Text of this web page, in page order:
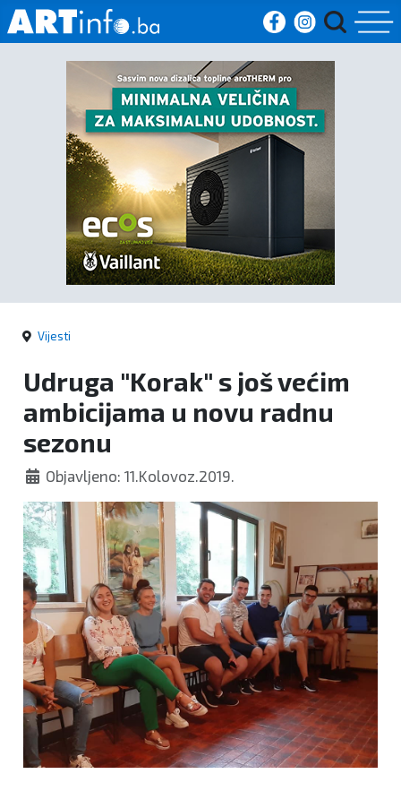
Početna
Vijesti
Sport
Kultura
Crna
kronika
Politika
Zanimljivosti
Vijesti
Udruga "Korak" s još većim
ambicijama u novu radnu
sezonu
Objavljeno: 11.Kolovoz.2019.